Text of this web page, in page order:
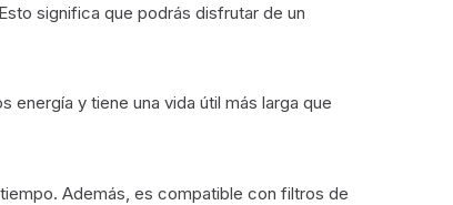
significa que podrás disfrutar de un
energía y tiene una vida útil más larga que
Además, es compatible con filtros de